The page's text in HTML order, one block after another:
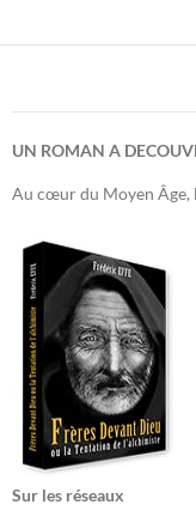
UN ROMAN A
Au cœur du Moyen Âge,
Sur les réseaux